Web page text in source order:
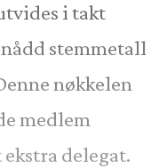
i takt
stemmetall
nøkkelen
medlem
delegat.